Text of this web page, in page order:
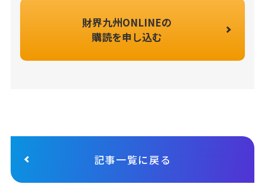
財界九州ONLINEの
購読を申し込む
記事一覧に戻る